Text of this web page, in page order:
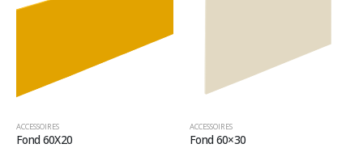
ACCESSOIRES
Fond 60X20
ACCESSOIRES
Fond 60×30